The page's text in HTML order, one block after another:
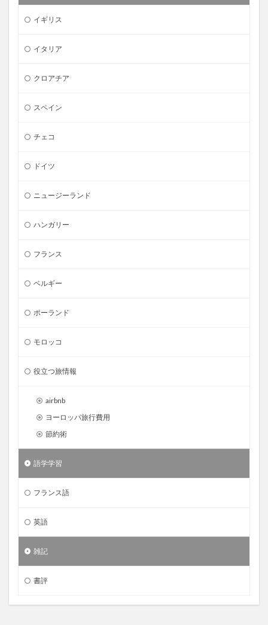
イギリス
イタリア
クロアチア
スペイン
チェコ
ドイツ
ニュージーランド
ハンガリー
フランス
ベルギー
ポーランド
モロッコ
役立つ旅情報
airbnb
ヨーロッパ旅行費用
節約術
語学学習
フランス語
英語
雑記
書評